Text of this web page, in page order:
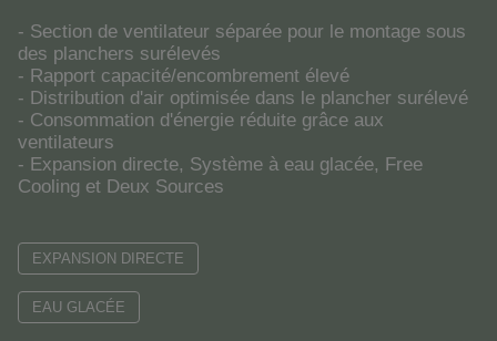
- Section de ventilateur séparée pour le montage sous
des planchers surélevés
- Rapport capacité/encombrement élevé
- Distribution d'air optimisée dans le plancher surélevé
- Consommation d'énergie réduite grâce aux
ventilateurs
- Expansion directe, Système à eau glacée, Free
Cooling et Deux Sources
EXPANSION DIRECTE
EAU GLACÉE